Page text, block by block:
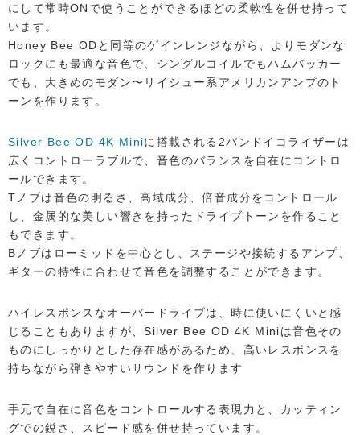
にして常時ONで使うことができるほどの柔軟性を併せ持って
います。
Honey Bee ODと同等のゲインレンジながら、よりモダンな
ロックにも最適な音色で、シングルコイルでもハムバッカー
でも、大きめのモダン〜リイシュー系アメリカンアンプのト
ーンを作ります。
Silver Bee OD 4K Miniに搭載される2バンドイコライザーは
広くコントローラブルで、音色のバランスを自在にコントロ
ールできます。
Tノブは音色の明るさ、高域成分、倍音成分をコントロール
し、金属的な美しい響きを持ったドライブトーンを作ること
もできます。
Bノブはローミッドを中心とし、ステージや接続するアンプ、
ギターの特性に合わせて音色を調整することができます。
ハイレスポンスなオーバードライブは、時に使いにくいと感
じることもありますが、Silver Bee OD 4K Miniは音色その
ものにしっかりとした存在感があるため、高いレスポンスを
持ちながら弾きやすいサウンドを作ります
手元で自在に音色をコントロールする表現力と、カッティン
グでの鋭さ、スピード感を併せ持っています。